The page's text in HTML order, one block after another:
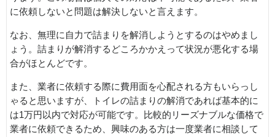
に依頼しないと問題は解決しないと言えます。
なお、無理に自力で詰まりを解消しようとするのはやめまし
ょう。詰まりが解消するどころかかえって状況が悪化する場
合がほとんどです。
また、業者に依頼する際に費用面を心配される方もいらっし
ゃると思いますが、トイレの詰まりの解消であれば基本的に
は1万円以内で対応が可能です。比較的リーズナブルな価格で
業者に依頼できるため、興味のある方は一度業者に相談して